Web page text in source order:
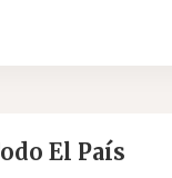
El País